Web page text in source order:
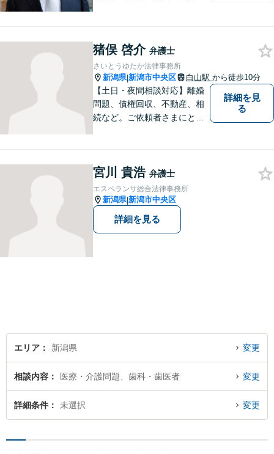
猪俣 啓介 弁護士
さいとうゆたか法律事務所
新潟県|新潟市中央区 白山駅 から徒歩10分
【土日・夜間相談対応】離婚
問題、債権回収、不動産、相
続など。ご依頼者さまにとっ
ず、わかりやすくご説明しま
す。お気軽にご相談ください
【子連れ相談可】
詳細を見
る
宮川 貴浩 弁護士
エスペランサ総合法律事務所
新潟県|新潟市中央区
詳細を見る
エリア 新潟県 変更
相談内容 医療・介護問題、歯科・歯医者 変更
詳細条件 未選択 変更